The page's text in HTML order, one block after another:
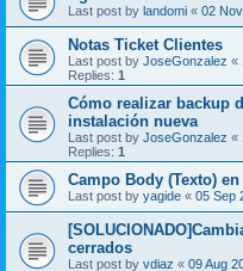
Last post by landomi « 02
Notas Ticket Clientes
Last post by JoseGonzalez «
Replies: 1
Cómo realizar backup
instalación nueva
Last post by JoseGonzalez «
Replies: 1
Campo Body (Texto)
Last post by yagide « 05 Sep
cerrados
Last post by vdiaz « 09 Aug